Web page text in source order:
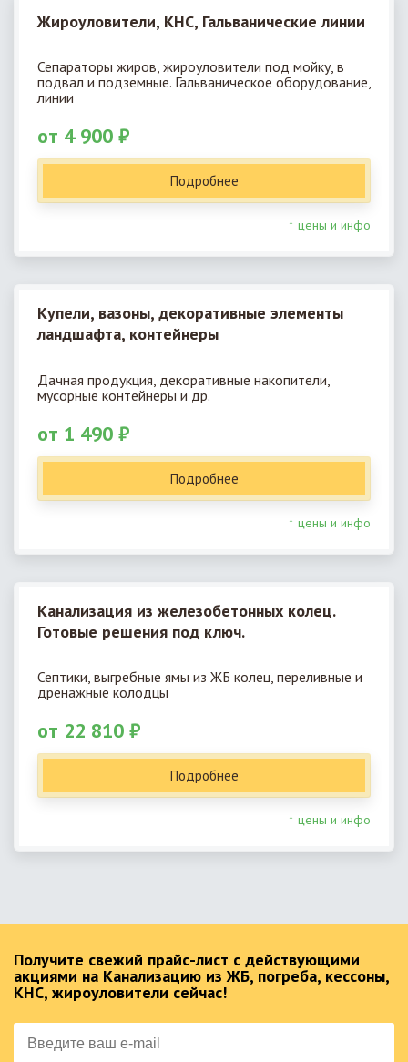
Жироуловители, КНС, Гальванические линии
Сепараторы жиров, жироуловители под мойку, в
подвал и подземные. Гальваническое оборудование,
линии
от 4 900 ₽
Подробнее
↑ цены и инфо
Купели, вазоны, декоративные элементы
ландшафта, контейнеры
Дачная продукция, декоративные накопители,
мусорные контейнеры и др.
от 1 490 ₽
Подробнее
↑ цены и инфо
Канализация из железобетонных колец.
Готовые решения под ключ.
Септики, выгребные ямы из ЖБ колец, переливные и
дренажные колодцы
от 22 810 ₽
Подробнее
↑ цены и инфо
Получите свежий прайс-лист с действующими
акциями на Канализацию из ЖБ, погреба, кессоны,
КНС, жироуловители сейчас!